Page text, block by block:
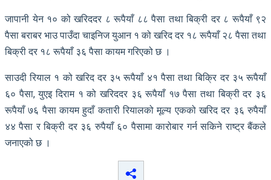
जापानी येन १० को खरिददर ८ रूपैयाँ ८८ पैसा तथा बिक्री दर ८ रूपैयाँ ९२
पैसा बराबर भाउ पाउँदा चाइनिज युआन १ को खरिद दर १८ रूपैयाँ २८ पैसा तथा
बिक्री दर १८ रूपैयाँ ३६ पैसा कायम गरिएको छ ।
साउदी रियाल १ को खरिद दर ३५ रूपैयाँ ४१ पैसा तथा बिक्रि दर ३५ रूपैयाँ
६० पैसा, युएइ दिराम १ को खरिददर ३६ रूपैयाँ १७ पैसा तथा बिक्री दर ३६
रूपैयाँ ७६ पैसा कायम हुदाँ कतारी रियालको मूल्य एकको खरिद दर ३६ रुपैयाँ
४४ पैसा र बिक्री दर ३६ रुपैयाँ ६० पैसामा कारोबार गर्न सकिने राष्ट्र बैंकले
जनाएको छ ।